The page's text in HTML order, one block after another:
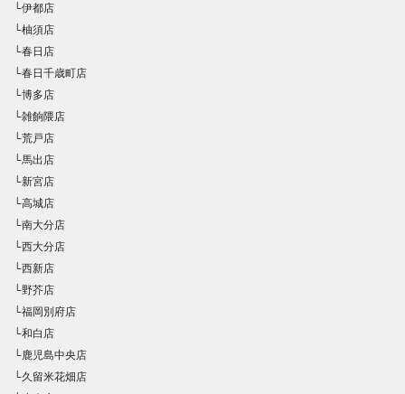
└伊都店
└柚須店
└春日店
└春日千歳町店
└博多店
└雑餉隈店
└荒戸店
└馬出店
└新宮店
└高城店
└南大分店
└西大分店
└西新店
└野芥店
└福岡別府店
└和白店
└鹿児島中央店
└久留米花畑店